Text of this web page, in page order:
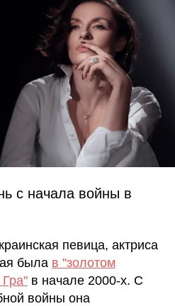
с начала войны в
певица, актриса
была в "золотом
в начале 2000-х. С
войны она